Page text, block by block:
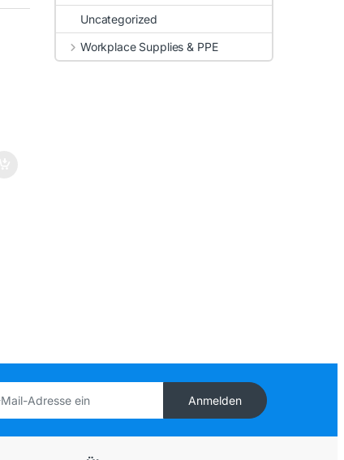
Uncategorized
Workplace Supplies & PPE
Anmelden